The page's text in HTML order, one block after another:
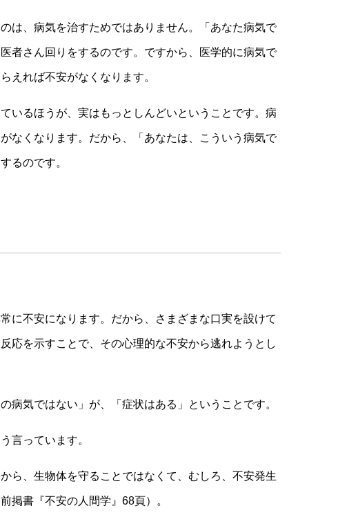
は、病気を治すためではありません。「あなた病気で
者さん回りをするのです。ですから、医学的に病気で
えれば不安がなくなります。
いるほうが、実はもっとしんどいということです。病
なくなります。だから、「あなたは、こういう病気で
るのです。
に不安になります。だから、さまざまな口実を設けて
応を示すことで、その心理的な不安から逃れようとし
病気ではない」が、「症状はある」ということです。
言っています。
ら、生物体を守ることではなくて、むしろ、不安発生
掲書『不安の人間学』68頁）。